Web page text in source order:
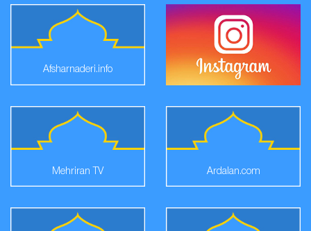
Afsharnaderi.info
Ardalan.com
Mehriran TV